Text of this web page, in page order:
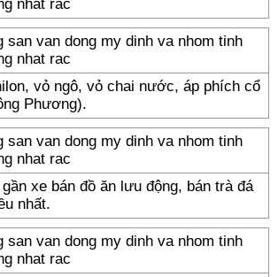
vỏ ngô, vỏ chai nước, áp phích cổ
Phương).
xe bán đồ ăn lưu động, bán trà đá
nhất.